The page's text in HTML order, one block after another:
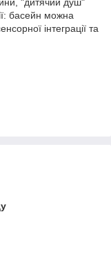
басейн можна
інтеграції та